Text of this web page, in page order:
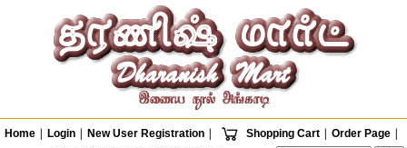
Home Login New User Registration Shopping Cart Order Page